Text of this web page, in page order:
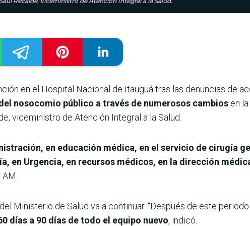
en el Hospital Nacional de Itauguá tras las denuncias de
nosocomio público a través de numerosos cambios en
viceministro de Atención Integral a la Salud.
en educación médica, en el servicio de cirugía
en Urgencia, en recursos médicos, en la dirección
Ministerio de Salud va a continuar. “Después de este
días a 90 días de todo el equipo nuevo, indicó.